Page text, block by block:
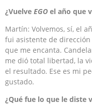
¿Vuelve EGO el año que
Martín: Volvemos, sí, el
fui asistente de
que me encanta.
me dió total libertad, la
el resultado. Ese es mi
gustado.
¿Qué fue lo que le diste